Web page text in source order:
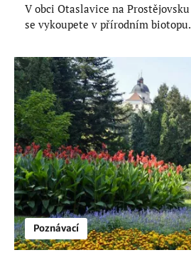
V obci Otaslavice na
se vykoupete v přírodním biotopu.
Poznávací